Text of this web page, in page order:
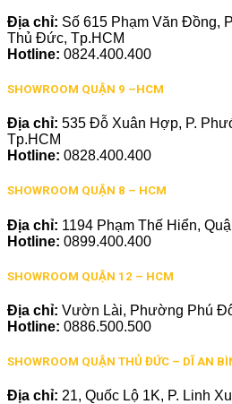
Địa chỉ: Số 615 Phạm Văn Đồng,
Thủ Đức, Tp.HCM
Hotline: 0824.400.400
SHOWROOM QUẬN 9 –HCM
Địa chỉ: 535 Đỗ Xuân Hợp, P.
Tp.HCM
Hotline: 0828.400.400
SHOWROOM QUẬN 8 – HCM
Địa chỉ: 1194 Phạm Thế Hiển,
Hotline: 0899.400.400
SHOWROOM QUẬN 12 – HCM
Địa chỉ: Vườn Lài, Phường Phú
Hotline: 0886.500.500
SHOWROOM QUẬN THỦ ĐỨC – DĨ AN
Địa chỉ: 21, Quốc Lộ 1K, P. Linh